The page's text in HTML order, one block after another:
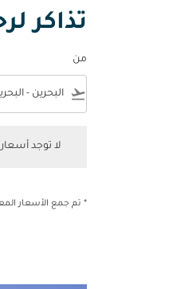
تذاكر
من
flight_takeoff
لا توجد
* تم جمع الأسعار المعروضة خلال آخر 48